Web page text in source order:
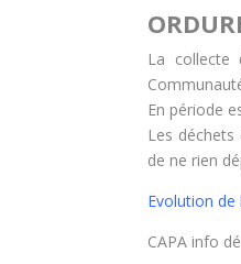
La collecte
En période
Les
de ne rien
Evolution de
CAPA info